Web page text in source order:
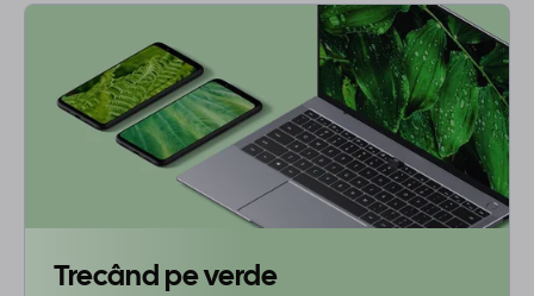
Trecând pe verde